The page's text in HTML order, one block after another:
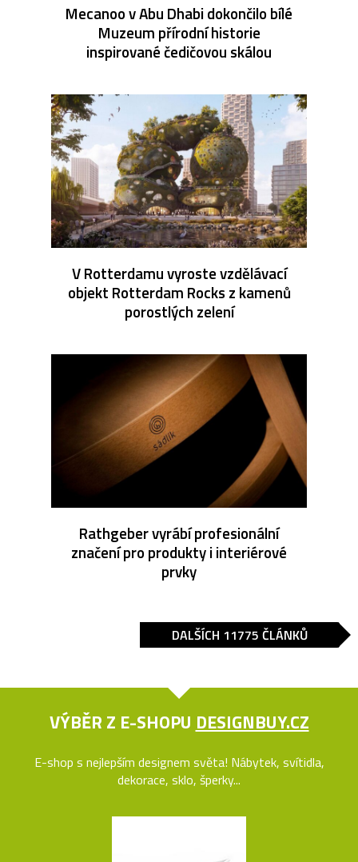
Mecanoo v Abu Dhabi dokončilo bílé
Muzeum přírodní historie
inspirované čedičovou skálou
V Rotterdamu vyroste vzdělávací
objekt Rotterdam Rocks z kamenů
porostlých zelení
Rathgeber vyrábí profesionální
značení pro produkty i interiérové
prvky
DALŠÍCH 11775 ČLÁNKŮ
VÝBĚR Z E-SHOPU DESIGNBUY.CZ
E-shop s nejlepším designem světa! Nábytek, svítidla,
dekorace, sklo, šperky...